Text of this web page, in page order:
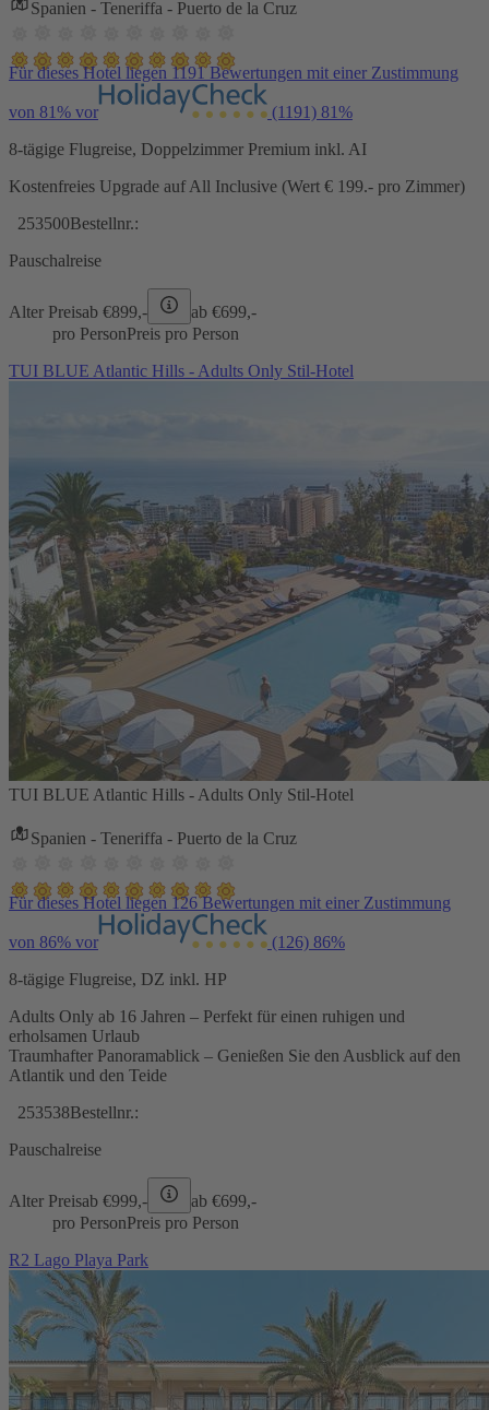
Spanien - Teneriffa - Puerto de la Cruz
Für dieses Hotel liegen 1191 Bewertungen mit einer Zustimmung
von 81% vor (1191) 81%
8-tägige Flugreise, Doppelzimmer Premium inkl. AI
Kostenfreies Upgrade auf All Inclusive (Wert € 199.- pro Zimmer)
253500Bestellnr.:
Pauschalreise
Alter Preisab €899,- ab €699,-
pro PersonPreis pro Person
TUI BLUE Atlantic Hills - Adults Only Stil-Hotel
TUI BLUE Atlantic Hills - Adults Only Stil-Hotel
Spanien - Teneriffa - Puerto de la Cruz
Für dieses Hotel liegen 126 Bewertungen mit einer Zustimmung
von 86% vor (126) 86%
8-tägige Flugreise, DZ inkl. HP
Adults Only ab 16 Jahren – Perfekt für einen ruhigen und
erholsamen Urlaub
Traumhafter Panoramablick – Genießen Sie den Ausblick auf den
Atlantik und den Teide
253538Bestellnr.:
Pauschalreise
Alter Preisab €999,- ab €699,-
pro PersonPreis pro Person
R2 Lago Playa Park